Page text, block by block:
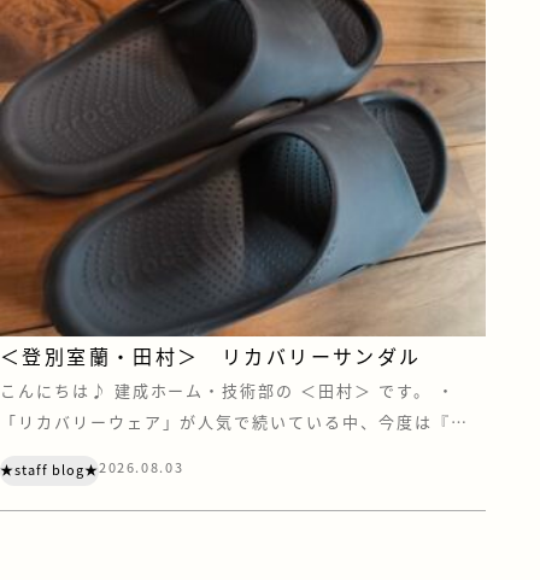
＜登別室蘭・田村＞ リカバリーサンダル
こんにちは♪ 建成ホーム・技術部の ＜田村＞ です。 ・
「リカバリーウェア」が人気で続いている中、今度は『リ
ス”もリカバリー界に足を踏み入れているとは・・・ リカバ
リーウェアの効果がいまひとつ得られなかったので、今度は
★staff blog★2026.08.03